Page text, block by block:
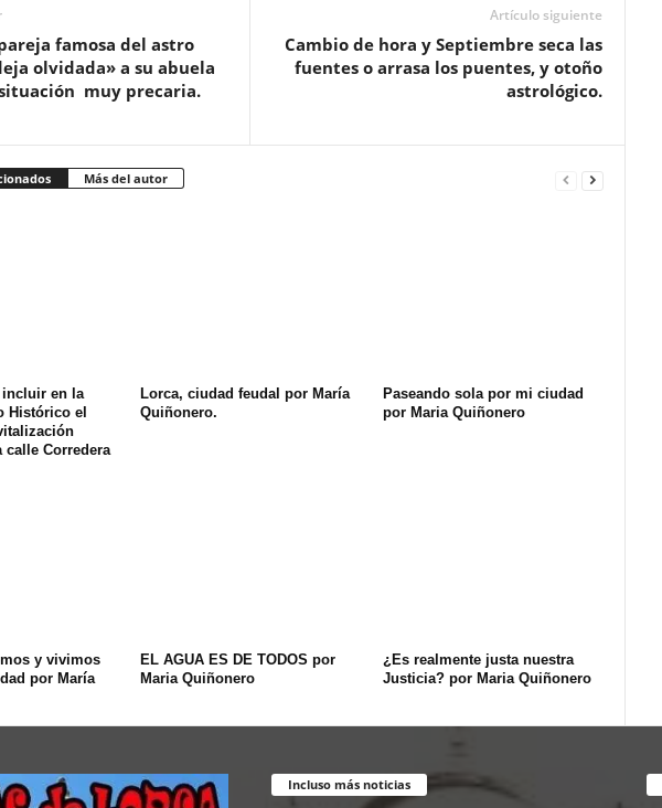
famosa del astro
olvidada» a su abuela
muy precaria.
Artículo siguiente
Cambio de hora y Septiembre seca las
fuentes o arrasa los puentes, y otoño
astrológico.
Más del autor
incluir en la
Histórico el
calle Corredera
Lorca, ciudad feudal por María
Quiñonero.
Paseando sola por mi ciudad
por Maria Quiñonero
y vivimos
por María
EL AGUA ES DE TODOS por
Maria Quiñonero
¿Es realmente justa nuestra
Justicia? por Maria Quiñonero
Incluso más noticias